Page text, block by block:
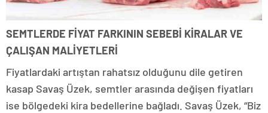
SEMTLERDE FİYAT FARKININ SEBEBİ KİRALAR VE
ÇALIŞAN MALİYETLERİ
Fiyatlardaki artıştan rahatsız olduğunu dile getiren
kasap Savaş Üzek, semtler arasında değişen fiyatları
ise bölgedeki kira bedellerine bağladı. Savaş Üzek, “Biz